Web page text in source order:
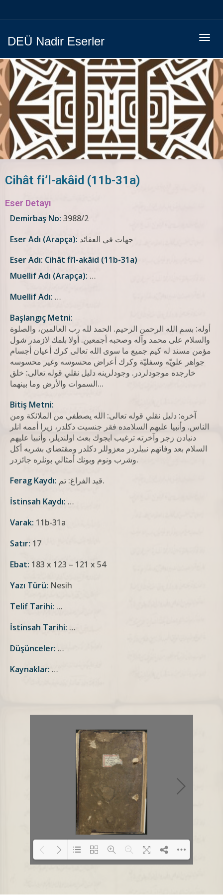
DEÜ Nadir Eserler
Cihât fi’l-akâid (11b-31a)
Eser Detayı
Demirbaş No: 3988/2
Eser Adı (Arapça): جهات في العقائد
Eser Adı: Cihât fi’l-akâid (11b-31a)
Muellif Adı (Arapça): …
Muellif Adı: …
Başlangıç Metni:
أوله: بسم الله الرحمن الرحيم. الحمد لله رب العالمين، والصلوة
والسلام على محمد وآله وصحبه أجمعين. أولا بلمك لازمدر شول
مؤمن مسند له كيم جميع ما سوى الله تعالى كرك أعيان أجسام
جواهر علويّه وسفليّة وكرك أعراض محسوسه وغير محسوسه
خارجده موجودلردر. وجودلرينه دليل نقلي قوله تعالى: خلق
السموات والأرض وما بينهما...
Bitiş Metni:
آخره: دلیل نقلي قوله تعالی: الله يصطفي من الملائكة ومن
الناس. وأنبيا عليهم السلامده فقر جنسیت دكلدر، زيرا أممه انلر
دنيادن زجر وآخرته ترغيب ايجوك بعث اولنديلر، وأنبيا عليهم
السلام بعد وفاتهم نبيلردر معزوللر دكلدر ومقتضاي بشريه أكل
وشرب ونوم وبونك أمثالي بونلره جائزدر.
Ferag Kaydı:
قيد الفراغ: تم.
İstinsah Kaydı: …
Varak: 11b-31a
Satır: 17
Ebat: 183 x 123 – 121 x 54
Yazı Türü: Nesih
Telif Tarihi: …
İstinsah Tarihi: …
Düşünceler: …
Kaynaklar: …